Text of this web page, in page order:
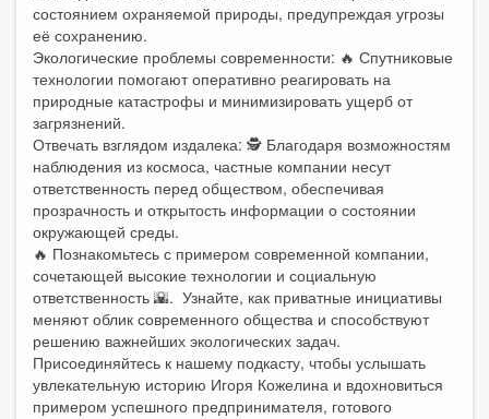
состоянием охраняемой природы, предупреждая угрозы
её сохранению.
Экологические проблемы современности: 🔥 Спутниковые
технологии помогают оперативно реагировать на
природные катастрофы и минимизировать ущерб от
загрязнений.
Отвечать взглядом издалека: 🕵️ Благодаря возможностям
наблюдения из космоса, частные компании несут
ответственность перед обществом, обеспечивая
прозрачность и открытость информации о состоянии
окружающей среды.
🔥 Познакомьтесь с примером современной компании,
сочетающей высокие технологии и социальную
ответственность 🌇. Узнайте, как приватные инициативы
меняют облик современного общества и способствуют
решению важнейших экологических задач.
Присоединяйтесь к нашему подкасту, чтобы услышать
увлекательную историю Игоря Кожелина и вдохновиться
примером успешного предпринимателя, готового